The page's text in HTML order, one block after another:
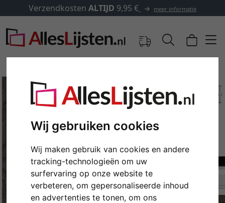
Wij gebruiken cookies
Wij maken gebruik van cookies en andere
tracking-technologieën om uw
surfervaring op onze website te
verbeteren, om gepersonaliseerde inhoud
en advertenties te tonen, om ons
Verzendkosten ALTIJD 9,95 € meer informatie
Terug